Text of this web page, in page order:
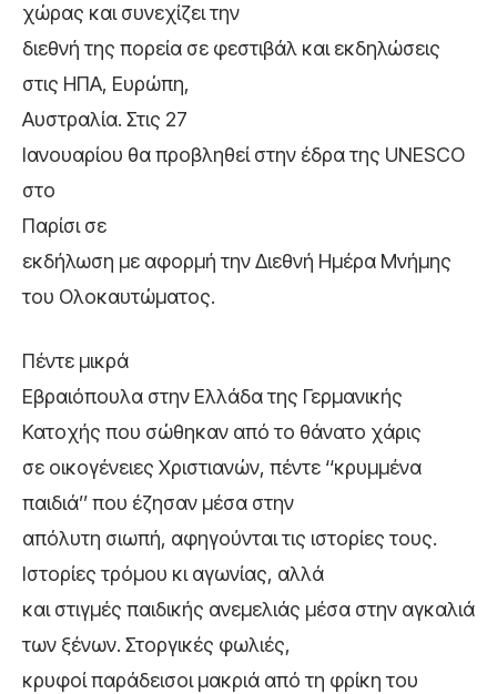
χώρας και συνεχίζει την
διεθνή της πορεία σε φεστιβάλ και εκδηλώσεις
στις ΗΠΑ, Ευρώπη,
Αυστραλία. Στις 27
Ιανουαρίου θα προβληθεί στην έδρα της UNESCO
στο
Παρίσι σε
εκδήλωση με αφορμή την Διεθνή Ημέρα Μνήμης
του Ολοκαυτώματος.
Πέντε μικρά
Εβραιόπουλα στην Ελλάδα της Γερμανικής
Κατοχής που σώθηκαν από το θάνατο χάρις
σε οικογένειες Χριστιανών, πέντε ‘‘κρυμμένα
παιδιά’’ που έζησαν μέσα στην
απόλυτη σιωπή, αφηγούνται τις ιστορίες τους.
Ιστορίες τρόμου κι αγωνίας, αλλά
και στιγμές παιδικής ανεμελιάς μέσα στην αγκαλιά
των ξένων. Στοργικές φωλιές,
κρυφοί παράδεισοι μακριά από τη φρίκη του